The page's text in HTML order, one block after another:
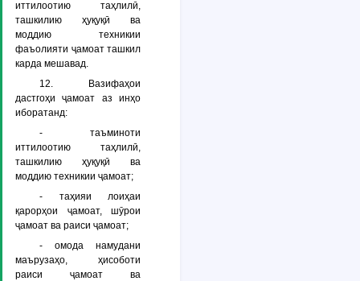
иттилоотию таҳлилӣ,
ташкилию ҳуқуқӣ ва
моддию техникии
фаъолияти ҷамоат ташкил
карда мешавад.
12. Вазифаҳои
дастгоҳи ҷамоат аз инҳо
иборатанд:
- таъминоти
иттилоотию таҳлилӣ,
ташкилию ҳуқуқӣ ва
моддию техникии ҷамоат;
- таҳияи лоиҳаи
қарорҳои ҷамоат, шӯрои
ҷамоат ва раиси ҷамоат;
- омода намудани
маърузаҳо, ҳисоботи
раиси ҷамоат ва